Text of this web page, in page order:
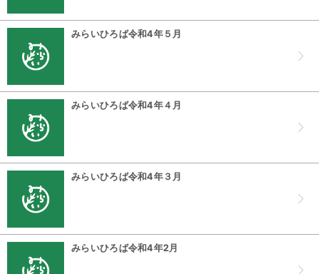
みらいひろば令和4年５月
みらいひろば令和4年４月
みらいひろば令和4年３月
みらいひろば令和4年2月